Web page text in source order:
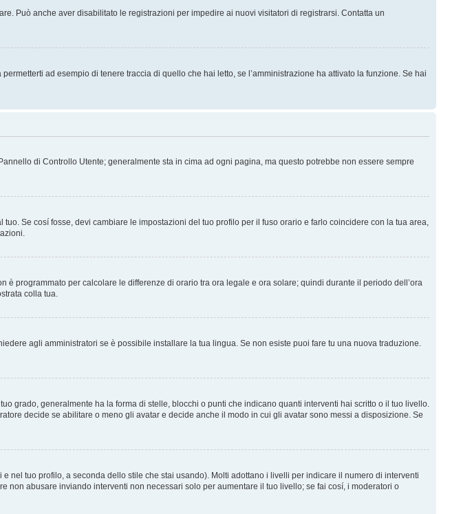
Può anche aver disabilitato le registrazioni per impedire ai nuovi visitatori di registrarsi. Contatta un
ad esempio di tenere traccia di quello che hai letto, se l’amministrazione ha attivato la funzione. Se hai
di Controllo Utente; generalmente sta in cima ad ogni pagina, ma questo potrebbe non essere sempre
Se cosí fosse, devi cambiare le impostazioni del tuo profilo per il fuso orario e farlo coincidere con la tua area,
è programmato per calcolare le differenze di orario tra ora legale e ora solare; quindi durante il periodo dell’ora
colla tua.
agli amministratori se è possibile installare la tua lingua. Se non esiste puoi fare tu una nuova traduzione.
grado, generalmente ha la forma di stelle, blocchi o punti che indicano quanti interventi hai scritto o il tuo livello.
decide se abilitare o meno gli avatar e decide anche il modo in cui gli avatar sono messi a disposizione. Se
nel tuo profilo, a seconda dello stile che stai usando). Molti adottano i livelli per indicare il numero di interventi
non abusare inviando interventi non necessari solo per aumentare il tuo livello; se fai cosí, i moderatori o